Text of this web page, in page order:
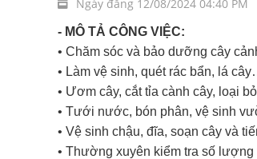
Ngày đăng 12/08/2024 04:40 PM
- MÔ TẢ CÔNG VIỆC:
• Chăm sóc và bảo dưỡng cây
• Làm vệ sinh, quét rác bẩn, lá
• Ươm cây, cắt tỉa cành cây, loại
• Tưới nước, bón phân, vệ sinh
• Vệ sinh chậu, đĩa, soạn cây và
• Thường xuyên kiểm tra số